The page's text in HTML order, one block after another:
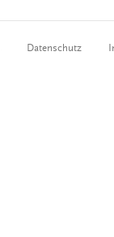
Datenschutz